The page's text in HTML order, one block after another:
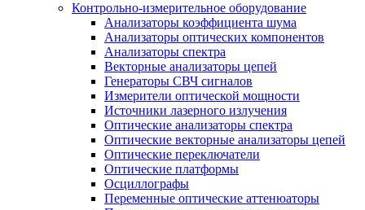
Контрольно-измерительное оборудование
Анализаторы коэффициента шума
Анализаторы оптических компонентов
Анализаторы спектра
Векторные анализаторы цепей
Генераторы СВЧ сигналов
Измерители оптической мощности
Источники лазерного излучения
Оптические анализаторы спектра
Оптические векторные анализаторы цепей
Оптические переключатели
Оптические платформы
Осциллографы
Переменные оптические аттенюаторы